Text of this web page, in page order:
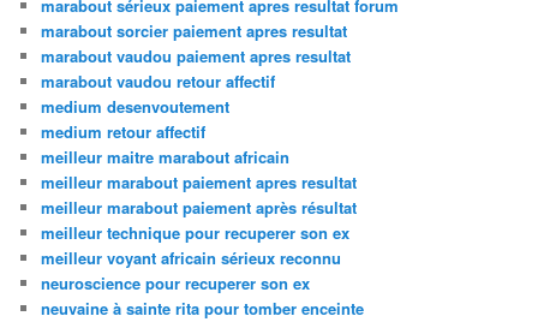
marabout sérieux paiement apres resultat forum
marabout sorcier paiement apres resultat
marabout vaudou paiement apres resultat
marabout vaudou retour affectif
medium desenvoutement
medium retour affectif
meilleur maitre marabout africain
meilleur marabout paiement apres resultat
meilleur marabout paiement après résultat
meilleur technique pour recuperer son ex
meilleur voyant africain sérieux reconnu
neuroscience pour recuperer son ex
neuvaine à sainte rita pour tomber enceinte